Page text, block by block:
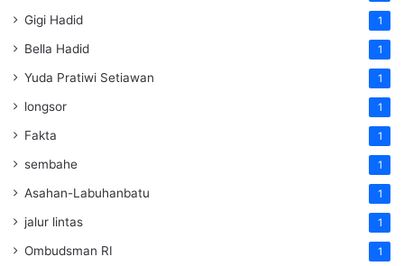
Gigi Hadid 1
Bella Hadid 1
Yuda Pratiwi Setiawan 1
longsor 1
Fakta 1
sembahe 1
Asahan-Labuhanbatu 1
jalur lintas 1
Ombudsman RI 1